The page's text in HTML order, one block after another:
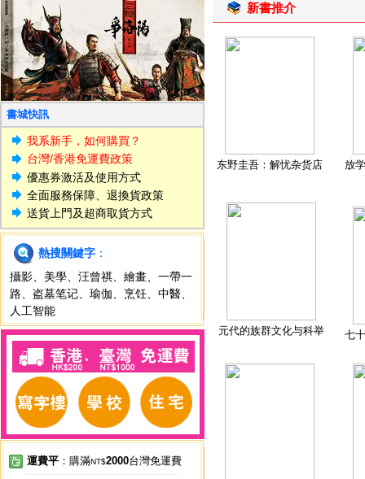
書城快訊
我系新手，如何購買？
台灣/香港免運費政策
優惠券激活及使用方式
全面服務保障、退換貨政策
送貨上門及超商取貨方式
熱搜關鍵字 ：
攝影
美學 汪曾祺 繪畫
一帶一
路
盗墓笔记 瑜伽 烹饪 中醫
人工智能
運費平 ：購滿NT$2000台灣免運費
新書推介
东野圭吾：解忧杂货店 放
元代的族群文化与科举 七